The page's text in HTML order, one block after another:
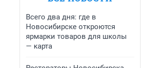
Всего два дня: где в
Новосибирске откроются
ярмарки товаров для школы
— карта